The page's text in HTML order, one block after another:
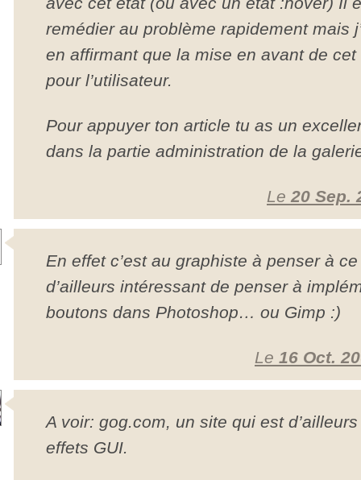
remédier au problème rapidement mais
en affirmant que la mise en avant de
pour l’utilisateur.
Pour appuyer ton article tu as un
dans la partie administration de la
Le 20 Sep.
En effet c’est au graphiste à penser à
d’ailleurs intéressant de penser à
boutons dans Photoshop… ou Gimp :)
Le 16 Oct.
A voir: gog.com, un site qui est
effets GUI.